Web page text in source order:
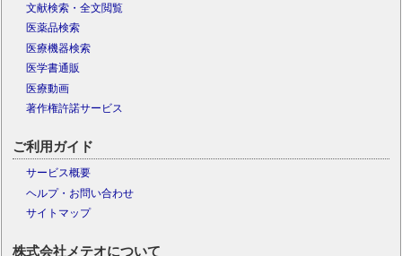
文献検索・全文閲覧
医薬品検索
医療機器検索
医学書通販
医療動画
著作権許諾サービス
ご利用ガイド
サービス概要
ヘルプ・お問い合わせ
サイトマップ
株式会社メテオについて